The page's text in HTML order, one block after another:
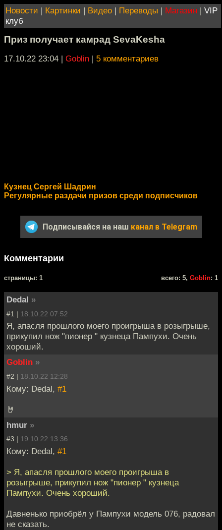
Новости | Картинки | Видео | Переводы | Магазин | VIP
клуб
Приз получает камрад SevaKesha
17.10.22 23:04 | Goblin | 5 комментариев
Кузнец Сергей Шадрин
Регулярные раздачи призов среди подписчиков
Подписывайся на наш канал в Telegram
Комментарии
cтраницы: 1 всего: 5, Goblin: 1
Dedal »
#1 | 18.10.22 07:52
Я, апасля прошлого моего проигрыша в розыгрыше,
прикупил нож "пионер " кузнеца Пампухи. Очень
хороший.
Goblin »
#2 | 18.10.22 12:28
Кому: Dedal, #1
🤘
hmur »
#3 | 19.10.22 13:36
Кому: Dedal, #1
> Я, апасля прошлого моего проигрыша в
розыгрыше, прикупил нож "пионер " кузнеца
Пампухи. Очень хороший.
Давненько приобрёл у Пампухи модель 076, радовал
не сказать.